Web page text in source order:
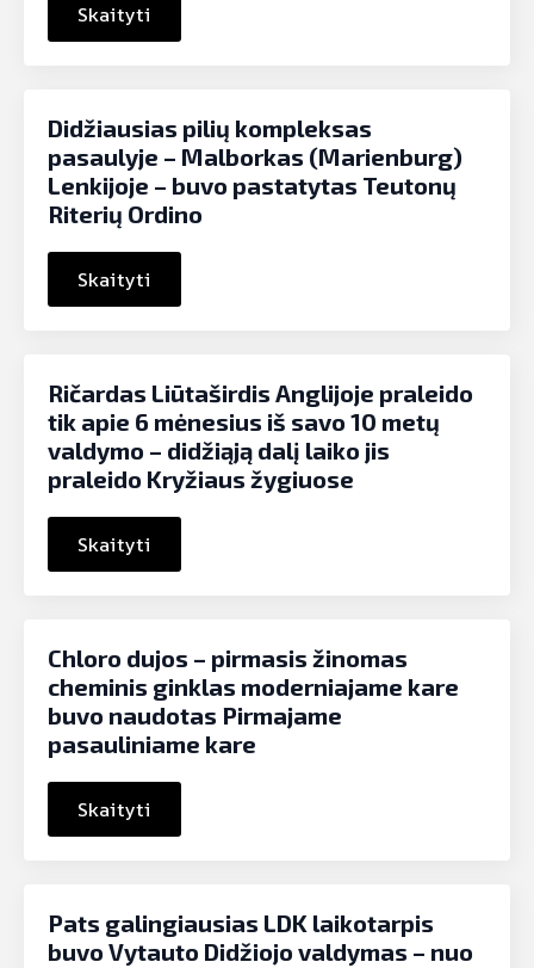
Skaityti
Didžiausias pilių kompleksas
pasaulyje – Malborkas (Marienburg)
Lenkijoje – buvo pastatytas Teutonų
Riterių Ordino
Skaityti
Ričardas Liūtaširdis Anglijoje praleido
tik apie 6 mėnesius iš savo 10 metų
valdymo – didžiąją dalį laiko jis
praleido Kryžiaus žygiuose
Skaityti
Chloro dujos – pirmasis žinomas
cheminis ginklas moderniajame kare
buvo naudotas Pirmajame
pasauliniame kare
Skaityti
Pats galingiausias LDK laikotarpis
buvo Vytauto Didžiojo valdymas – nuo